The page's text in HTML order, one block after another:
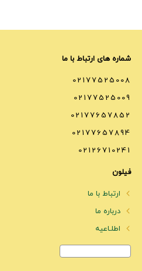
شماره های ارتباط با ما
02177525008
02177525009
02177657852
02177657894
02126710241
فیلون
ارتباط با ما
درباره ما
اطلـاعیه